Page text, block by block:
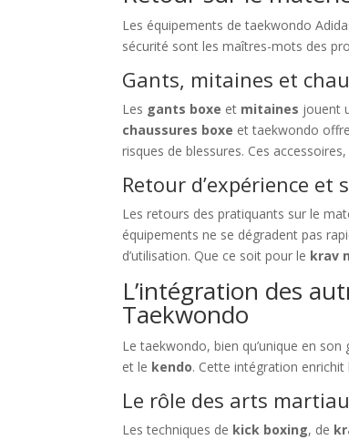
Les équipements de taekwondo
sécurité sont les maîtres-mots des
Gants, mitaines et
Les gants boxe et mitaines jouent
chaussures boxe et taekwondo
risques de blessures. Ces
Retour d’expérience et
Les retours des pratiquants sur le
équipements ne se dégradent pas
d’utilisation. Que ce soit pour le krav
L’intégration des
Taekwondo
Le taekwondo, bien qu’unique en
et le kendo. Cette intégration
Le rôle des arts
Les techniques de kick boxing, de